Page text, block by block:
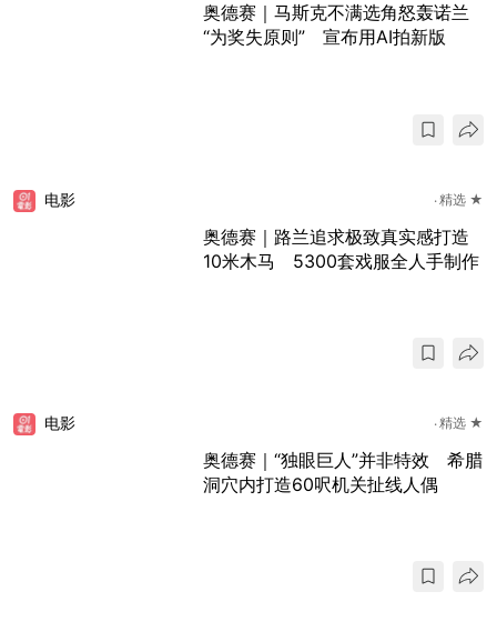
奥德赛｜马斯克不满选角怒轰诺兰
“为奖失原则” 宣布用AI拍新版
电影 精选 ★
奥德赛｜路兰追求极致真实感打造
10米木马 5300套戏服全人手制作
电影 精选 ★
奥德赛｜“独眼巨人”并非特效 希腊
洞穴内打造60呎机关扯线人偶